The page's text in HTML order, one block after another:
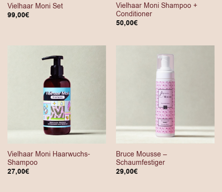
Vielhaar Moni Set
99,00€
Vielhaar Moni Shampoo +
Conditioner
50,00€
Vielhaar Moni Haarwuchs-
Shampoo
27,00€
Bruce Mousse –
Schaumfestiger
29,00€